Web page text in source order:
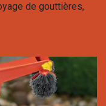
de gouttières,